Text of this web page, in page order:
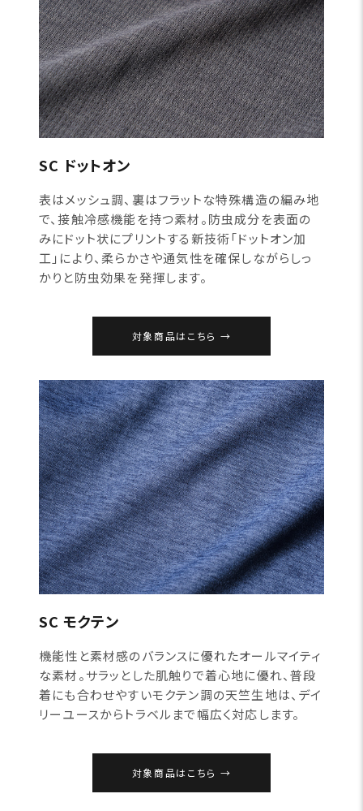
SC ドットオン
表はメッシュ調、裏はフラットな特殊構造の編み地
で、接触冷感機能を持つ素材。防虫成分を表面の
みにドット状にプリントする新技術「ドットオン加
工」により、柔らかさや通気性を確保しながらしっ
かりと防虫効果を発揮します。
対象商品はこちら
SC モクテン
機能性と素材感のバランスに優れたオールマイティ
な素材。サラッとした肌触りで着心地に優れ、普段
着にも合わせやすいモクテン調の天竺生地は、デイ
リーユースからトラベルまで幅広く対応します。
対象商品はこちら